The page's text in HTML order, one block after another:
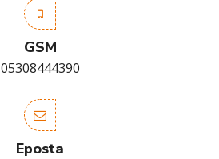
GSM
05308444390
Eposta